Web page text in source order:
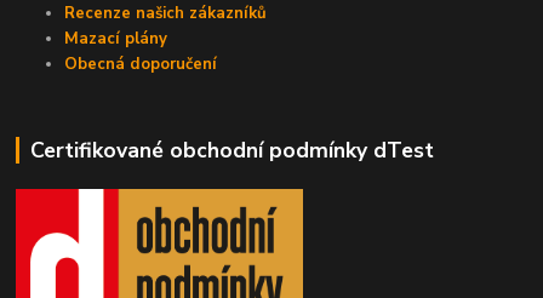
Recenze našich zákazníků
Mazací plány
Obecná doporučení
Certifikované obchodní podmínky dTest